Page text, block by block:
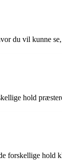
du vil kunne
hold
forskellige hold